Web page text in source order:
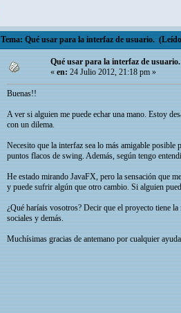
Tema: Qué usar para la interfaz de usuario. (Leído
Qué usar para la interfaz de usuario.
«en:24 Julio 2012, 21:18 pm »
Buenas!!
A ver si alguien me puede echar una mano. Estoy
con un dilema.
Necesito que la interfaz sea lo más amigable posible
puntos flacos de swing. Además, según tengo
He estado mirando JavaFX, pero la sensación que
y puede sufrir algún que otro cambio. Si alguien
¿Qué haríais vosotros? Decir que el proyecto tiene
sociales y demás.
Muchísimas gracias de antemano por cualquier